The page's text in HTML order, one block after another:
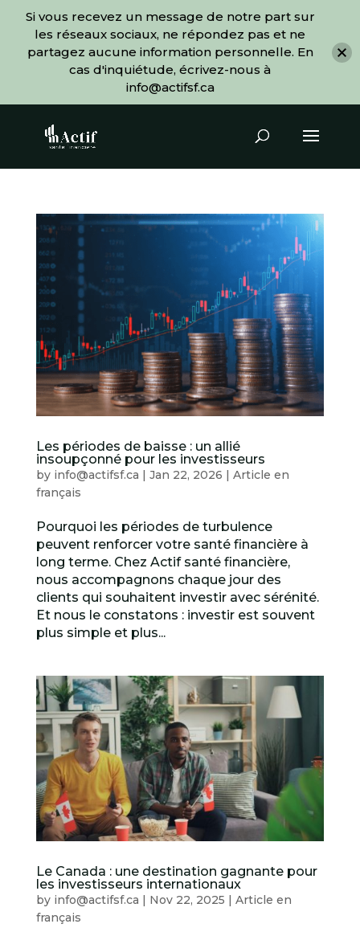
Les périodes de baisse : un allié
insoupçonné pour les investisseurs
by info@actifsf.ca | Jan 22, 2026 | Article en
français
Pourquoi les périodes de turbulence
peuvent renforcer votre santé financière à
long terme. Chez Actif santé financière,
nous accompagnons chaque jour des
clients qui souhaitent investir avec sérénité.
Et nous le constatons : investir est souvent
plus simple et plus...
Le Canada : une destination gagnante pour
les investisseurs internationaux
by info@actifsf.ca Nov 22, 2025
Article en
français
Si vous recevez un message de notre part sur
les réseaux sociaux, ne répondez pas et ne
partagez aucune information personnelle. En
cas d'inquiétude, écrivez-nous à
info@actifsf.ca